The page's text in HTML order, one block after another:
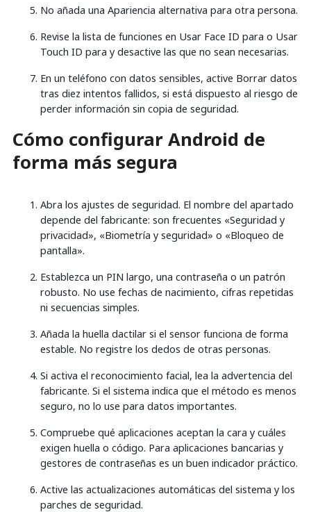
No añada una Apariencia alternativa para otra persona.
Revise la lista de funciones en Usar Face ID para o Usar
Touch ID para y desactive las que no sean necesarias.
En un teléfono con datos sensibles, active Borrar datos
tras diez intentos fallidos, si está dispuesto al riesgo de
perder información sin copia de seguridad.
Cómo configurar Android de
forma más segura
Abra los ajustes de seguridad. El nombre del apartado
depende del fabricante: son frecuentes «Seguridad y
privacidad», «Biometría y seguridad» o «Bloqueo de
pantalla».
Establezca un PIN largo, una contraseña o un patrón
robusto. No use fechas de nacimiento, cifras repetidas
ni secuencias simples.
Añada la huella dactilar si el sensor funciona de forma
estable. No registre los dedos de otras personas.
Si activa el reconocimiento facial, lea la advertencia del
fabricante. Si el sistema indica que el método es menos
seguro, no lo use para datos importantes.
Compruebe qué aplicaciones aceptan la cara y cuáles
exigen huella o código. Para aplicaciones bancarias y
gestores de contraseñas es un buen indicador práctico.
Active las actualizaciones automáticas del sistema y los
parches de seguridad.